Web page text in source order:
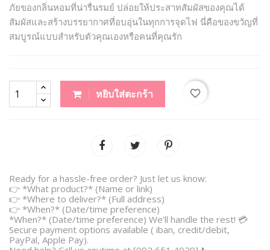
ภัยของกลิ่นหอมที่น่ารื่นรมย์ ปล่อยให้ประสาทสัมผัสของคุณได้
สัมผัสและสร้างบรรยากาศที่อบอุ่นในทุกการจุดไฟ นี่คือของขวัญที่
สมบูรณ์แบบสำหรับตัวคุณเองหรือคนที่คุณรัก
หยิบใส่ตะกร้า favorite_border
Ready for a hassle-free order? Just let us know:
👉 *What product?* (Name or link)
👉 *Where to deliver?* (Full address)
👉 *When?* (Date/time preference)
*When?* (Date/time preference) We’ll handle the rest! 💳
Secure payment options available ( iban, credit/debit,
PayPal, Apple Pay).